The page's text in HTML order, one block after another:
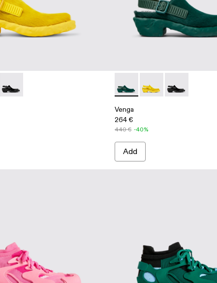
recycled cotton sneakers
003 - Yellow
A500007-002 - Green
Venga - A500007-001 - Black Venga - A500007-002 - Green
Venga - A500007-003
Venga -
Venga
264 €
440 € -40%
Add